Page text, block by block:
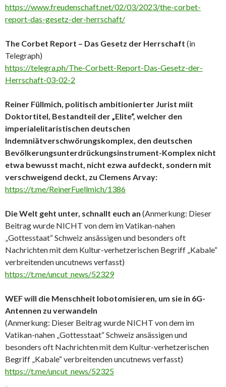
https://www.freudenschaft.net/02/03/2023/the-corbet-
report-das-gesetz-der-herrschaft/
The Corbet Report – Das Gesetz der Herrschaft (in
Telegraph)
https://telegra.ph/The-Corbett-Report-Das-Gesetz-der-
Herrschaft-03-02-2
Reiner Füllmich, politisch ambitionierter Jurist miit
Doktortitel, Bestandteil der „Elite“, welcher den
imperialelitaristischen deutschen
Indemniätverschwörungskomplex, den deutschen
Bevölkerungsunterdrückungsinstrument-Komplex nicht
etwa bewusst macht, nicht ezwa aufdeckt, sondern mit
verschweigend deckt, zu Clemens Arvay:
https://t.me/ReinerFuellmich/1386
Die Welt geht unter, schnallt euch an (Anmerkung: Dieser
Beitrag wurde NICHT von dem im Vatikan-nahen
„Gottesstaat“ Schweiz ansässigen und besonders oft
Nachrichten mit dem Kultur-verhetzerischen Begriff „Kabale“
verbreitenden uncutnews verfasst)
https://t.me/uncut_news/52329
WEF will die Menschheit lobotomisieren, um sie in 6G-
Antennen zu verwandeln
(Anmerkung: Dieser Beitrag wurde NICHT von dem im
Vatikan-nahen „Gottesstaat“ Schweiz ansässigen und
besonders oft Nachrichten mit dem Kultur-verhetzerischen
Begriff „Kabale“ verbreitenden uncutnews verfasst)
https://t.me/uncut_news/52325